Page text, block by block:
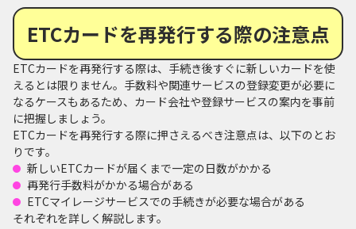
ETCカードを再発行する際の注意点
ETCカードを再発行する際は、手続き後すぐに新しいカードを使
えるとは限りません。手数料や関連サービスの登録変更が必要に
なるケースもあるため、カード会社や登録サービスの案内を事前
に把握しましょう。
ETCカードを再発行する際に押さえるべき注意点は、以下のとお
りです。
新しいETCカードが届くまで一定の日数がかかる
再発行手数料がかかる場合がある
ETCマイレージサービスでの手続きが必要な場合がある
それぞれを詳しく解説します。